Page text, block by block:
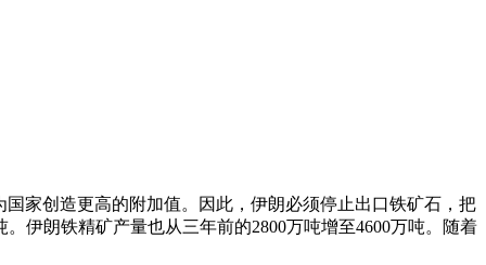
家创造更高的附加值。因此，伊朗必须停止出口铁矿石，把
朗铁精矿产量也从三年前的2800万吨增至4600万吨。随着